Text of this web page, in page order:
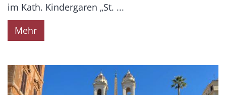
im Kath. Kindergaren „St. ...
Mehr